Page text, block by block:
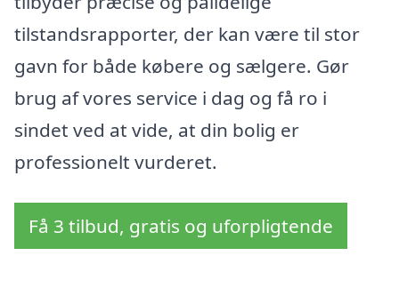
tilstandsrapporter, der kan være til stor
gavn for både købere og sælgere. Gør
brug af vores service i dag og få ro i
sindet ved at vide, at din bolig er
professionelt vurderet.
Få 3 tilbud, gratis og uforpligtende